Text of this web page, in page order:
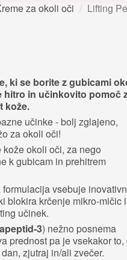
za okoli oči Lifting
ki se borite z gubicami
in učinkovito pomoč
kože.
učinke - bolj zglajeno,
za okoli oči!
okoli oči, za nego
k gubicam in prehitrem
vsebuje
blokira krčenje mikro-mičic
učinek.
3) nežno posnema
prednost pa je vsekakor to,
zjutraj in/ali zvečer.